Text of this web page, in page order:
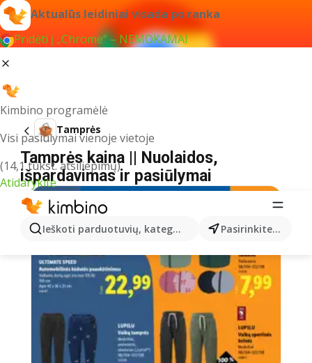
Aktualūs leidiniai visada po ranka
Pridėti į „Chrome“ – NEMOKAMAI
Kimbino programėlė
Visi pasiūlymai vienoje vietoje
(14,1 tūkst. atsiliepimų)
Atidarykite
Ieškoti parduotuvių, kategorijų, produktų... Pasirinkite miestą
Tamprės
Tamprės kaina || Nuolaidos,
išpardavimas ir pasiūlymai